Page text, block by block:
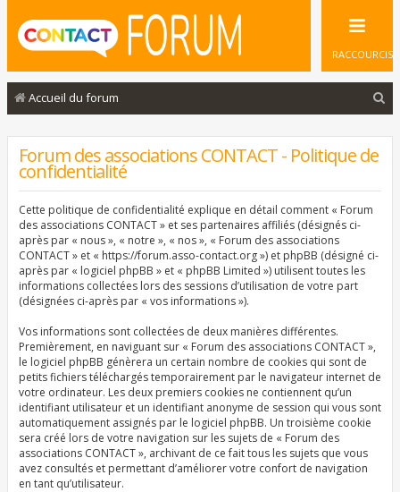
RACCOURCIS
Accueil du forum
Forum des associations CONTACT - Politique de
confidentialité
Cette politique de confidentialité explique en détail comment « Forum
des associations CONTACT » et ses partenaires affiliés (désignés ci-
après par « nous », « notre », « nos », « Forum des associations
CONTACT » et « https://forum.asso-contact.org ») et phpBB (désigné ci-
après par « logiciel phpBB » et « phpBB Limited ») utilisent toutes les
informations collectées lors des sessions d’utilisation de votre part
(désignées ci-après par « vos informations »).
Vos informations sont collectées de deux manières différentes.
Premièrement, en naviguant sur « Forum des associations CONTACT »,
le logiciel phpBB génèrera un certain nombre de cookies qui sont de
petits fichiers téléchargés temporairement par le navigateur internet de
votre ordinateur. Les deux premiers cookies ne contiennent qu’un
identifiant utilisateur et un identifiant anonyme de session qui vous sont
automatiquement assignés par le logiciel phpBB. Un troisième cookie
sera créé lors de votre navigation sur les sujets de « Forum des
associations CONTACT », archivant de ce fait tous les sujets que vous
avez consultés et permettant d’améliorer votre confort de navigation
en tant qu’utilisateur.